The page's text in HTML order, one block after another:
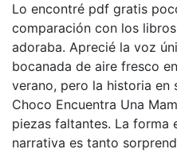
Lo encontré pdf gratis
comparación con los
adoraba. Aprecié la voz
bocanada de aire fresco
verano, pero la historia en
Choco Encuentra Una
piezas faltantes. La forma
narrativa es tanto